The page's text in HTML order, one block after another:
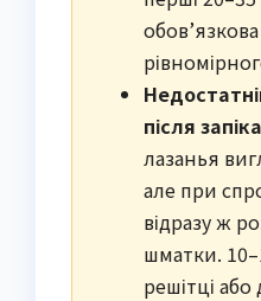
після
лазанья
але при
відразу ж
шматки.
решітці